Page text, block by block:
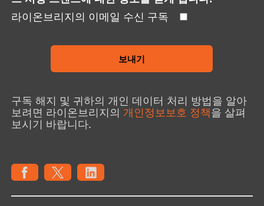
라이온브리지의 이메일 수신 구독
보내기
구독 해지 및 귀하의 개인 데이터 처리 방법을 알아
보려면 라이온브리지의 개인정보보호 정책을 살펴
보시기 바랍니다.